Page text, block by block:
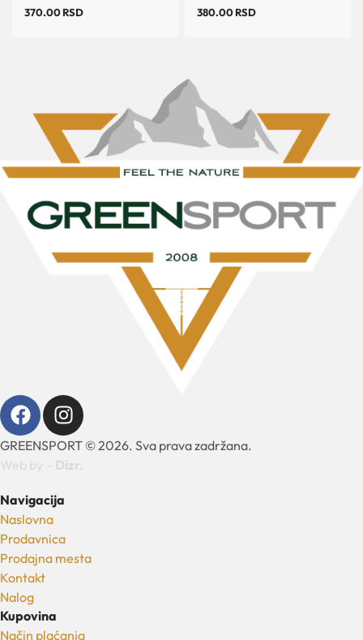
370.00RSD
380.00RSD
GREENSPORT © 2026. Sva prava zadržana.
Navigacija
Naslovna
Prodavnica
Prodajna mesta
Kontakt
Nalog
Kupovina
Način plaćanja